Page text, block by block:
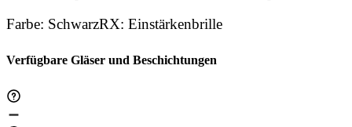
Farbe: SchwarzRX: Einstärkenbrille
Verfügbare Gläser und Beschichtungen